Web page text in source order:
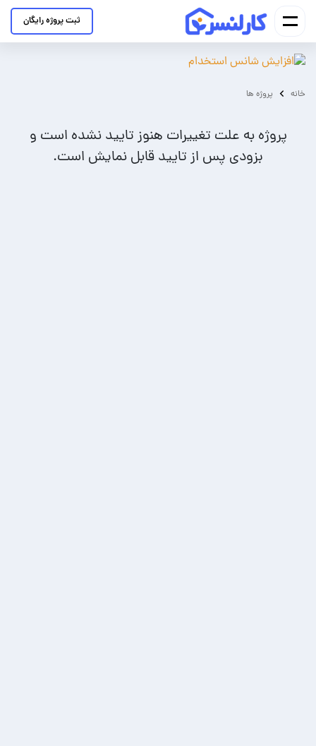
ثبت پروژه رایگان
خانه پروژه ها
پروژه به علت تغییرات هنوز تایید نشده است و
بزودی پس از تایید قابل نمایش است.